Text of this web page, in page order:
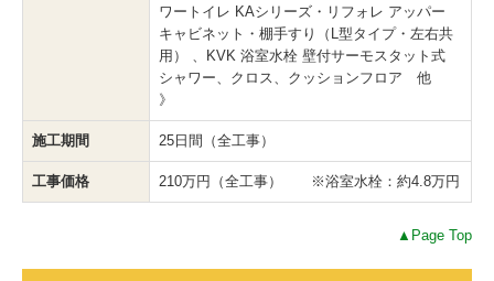
ワートイレ KAシリーズ・リフォレ アッパー
キャビネット・棚手すり（L型タイプ・左右共
用） 、KVK 浴室水栓 壁付サーモスタット式
シャワー、クロス、クッションフロア 他
》
施工期間 25日間（全工事）
工事価格 210万円（全工事） ※浴室水栓：約4.8万円
▲Page Top